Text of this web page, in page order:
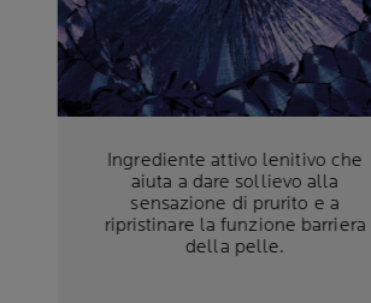
Ingrediente attivo lenitivo che
aiuta a dare sollievo alla
sensazione di prurito e a
ripristinare la funzione barriera
della pelle.